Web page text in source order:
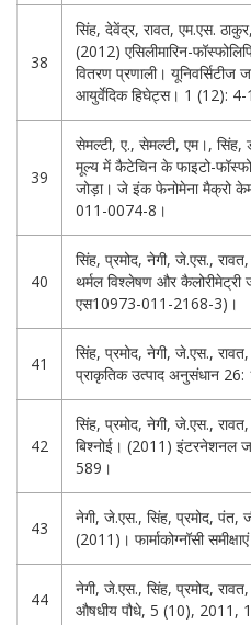
38
सिंह, देवेंद्र, रावत, एम.एस.
(2012) एसिलीमारिन-
वितरण प्रणाली।
आयुर्वेदिक हिघेट्स। 1 (12):
39
सेमल्टी, ए., सेमल्टी, एम।,
मूल्य में कैटेचिन के फाइटो-
जोड़ा। जे इंक फेनोमेना
011-0074-8।
40
सिंह, प्रमोद, नेगी, जे.एस.,
थर्मल विश्लेषण और
एस10973-011-2168-3)।
41
सिंह, प्रमोद, नेगी, जे.एस.,
प्राकृतिक उत्पाद अनुसंधान
42
सिंह, प्रमोद, नेगी, जे.एस.,
बिश्नोई। (2011) इंटरनेशनल
589।
43
नेगी, जे.एस., सिंह, प्रमोद,
(2011)। फार्माकोग्नॉसी
44
नेगी, जे.एस., सिंह, प्रमोद,
औषधीय पौधे, 5 (10), 2011,